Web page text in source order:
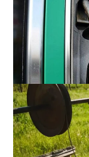
Неприятный
снова взлетели
28-07-2026 в 06:47
ВИБОР РЕДАКЦИИ